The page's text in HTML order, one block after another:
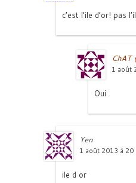
c’est l’ile d’or! pas
ChAT
1 août
Oui
Yen
1 août 2013 à 20
ile d or